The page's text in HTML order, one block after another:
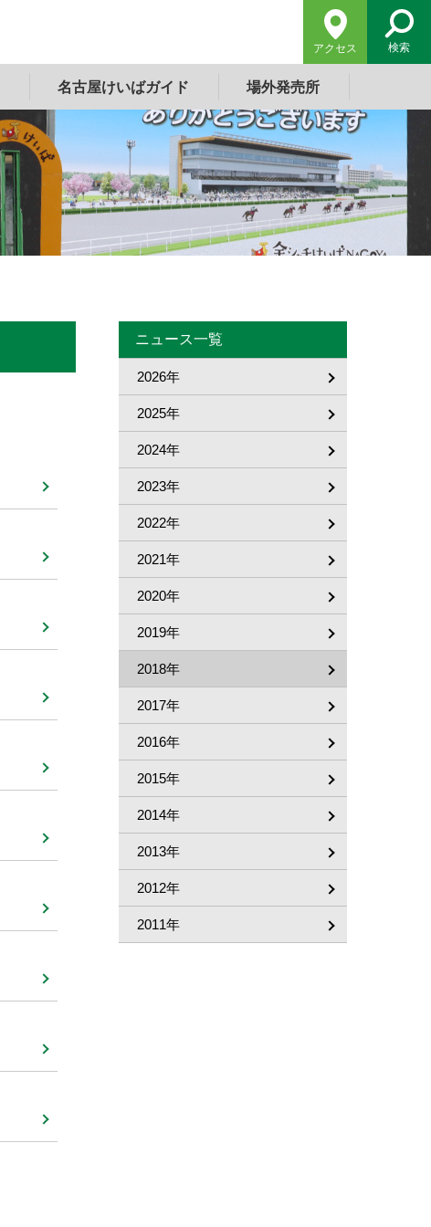
名古屋けいばガイド 場外発売所
アクセス 検索
ニュース一覧
2026年
2025年
2024年
2023年
2022年
2021年
2020年
2019年
2018年
2017年
2016年
2015年
2014年
2013年
2012年
2011年